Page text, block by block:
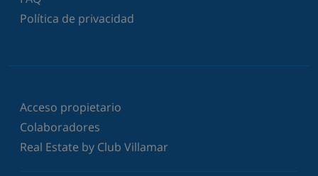
Política de privacidad
Acceso propietario
Colaboradores
Real Estate by Club Villamar